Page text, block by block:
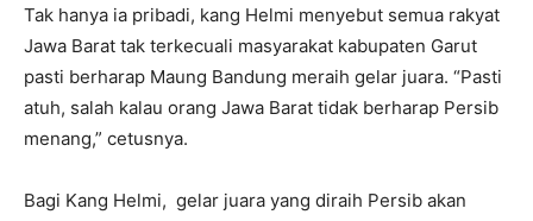
Tak hanya ia pribadi, kang Helmi menyebut semua rakyat
Jawa Barat tak terkecuali masyarakat kabupaten Garut
pasti berharap Maung Bandung meraih gelar juara. “Pasti
atuh, salah kalau orang Jawa Barat tidak berharap Persib
menang,” cetusnya.
Bagi Kang Helmi, gelar juara yang diraih Persib akan